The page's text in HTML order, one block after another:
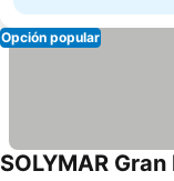
Opción popular
SOLYMAR